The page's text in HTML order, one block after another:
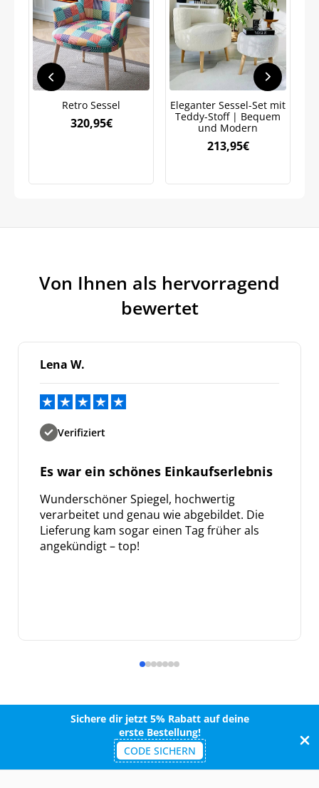
Retro Sessel
320,95€
Eleganter Sessel-Set mit
Teddy-Stoff | Bequem
und Modern
213,95€
Von Ihnen als hervorragend
bewertet
Lena W.
Verifiziert
Es war ein schönes Einkaufserlebnis
Wunderschöner Spiegel, hochwertig
verarbeitet und genau wie abgebildet. Die
Lieferung kam sogar einen Tag früher als
angekündigt – top!
Sichere dir jetzt 5% Rabatt auf deine
erste Bestellung!
CODE SICHERN
Jetzt5% Rabatt
auf Ihre erste Bestellung sichern!
Meinen Code senden
Datenschutzrichtlinie.